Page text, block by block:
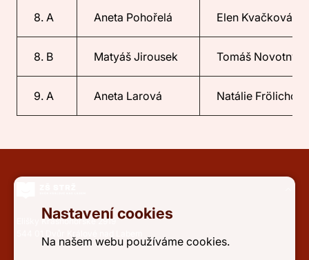
8. A Aneta Pohořelá Elen Kvačková
8. B Matyáš Jirousek Tomáš Novotný
9. A Aneta Larová Natálie Frölichová
Elišky Krásnohorské 2919
Nastavení cookies
Na našem webu používáme cookies.